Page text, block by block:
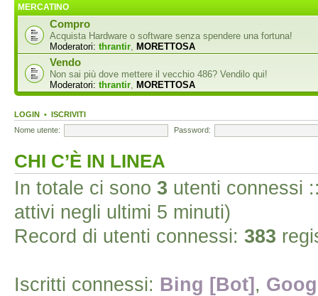
MERCATINO
Compro
Acquista Hardware o software senza spendere una fortuna!
Moderatori: thrantir, MORETTOSA
Vendo
Non sai più dove mettere il vecchio 486? Vendilo qui!
Moderatori: thrantir, MORETTOSA
LOGIN • ISCRIVITI
Nome utente:
Password:
CHI C’È IN LINEA
In totale ci sono 3 utenti connessi
attivi negli ultimi 5 minuti)
Record di utenti connessi: 383
Iscritti connessi: Bing [Bot] ,